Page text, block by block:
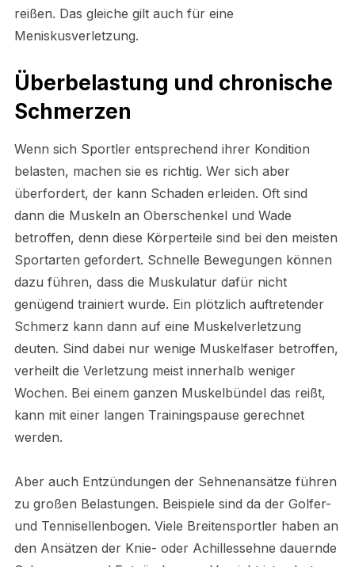
reißen. Das gleiche gilt auch für eine
Meniskusverletzung.
Überbelastung und chronische
Schmerzen
Wenn sich Sportler entsprechend ihrer Kondition
belasten, machen sie es richtig. Wer sich aber
überfordert, der kann Schaden erleiden. Oft sind
dann die Muskeln an Oberschenkel und Wade
betroffen, denn diese Körperteile sind bei den meisten
Sportarten gefordert. Schnelle Bewegungen können
dazu führen, dass die Muskulatur dafür nicht
genügend trainiert wurde. Ein plötzlich auftretender
Schmerz kann dann auf eine Muskelverletzung
deuten. Sind dabei nur wenige Muskelfaser betroffen,
verheilt die Verletzung meist innerhalb weniger
Wochen. Bei einem ganzen Muskelbündel das reißt,
kann mit einer langen Trainingspause gerechnet
werden.
Aber auch Entzündungen der Sehnenansätze führen
zu großen Belastungen. Beispiele sind da der Golfer-
und Tennisellenbogen. Viele Breitensportler haben an
den Ansätzen der Knie- oder Achillessehne dauernde